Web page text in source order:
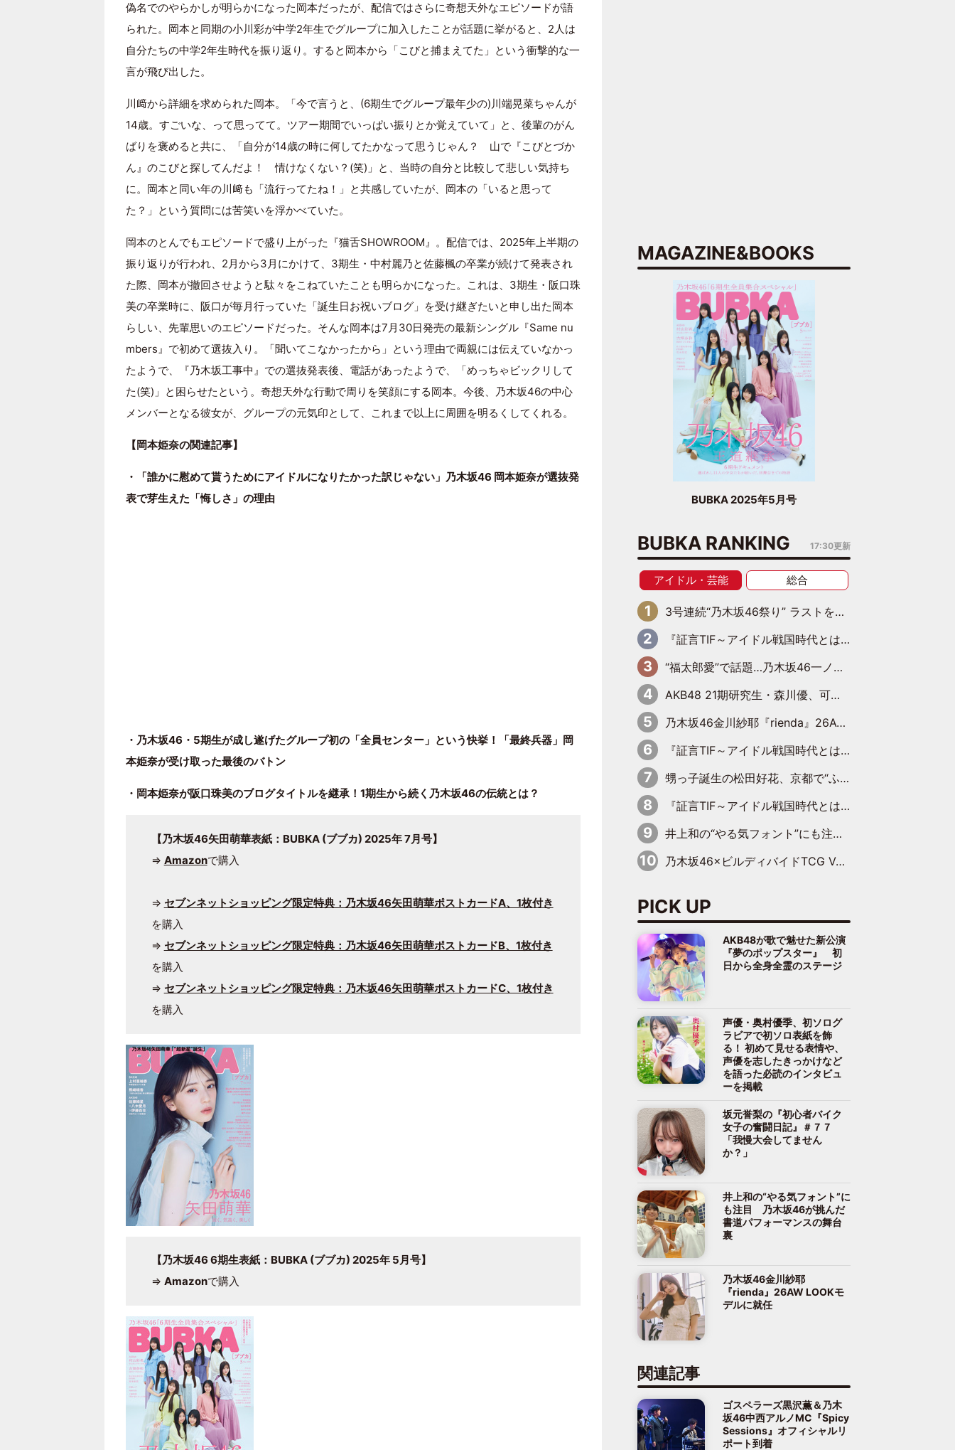
偽名でのやらかしが明らかになった岡本だったが、配信ではさらに奇想天外なエピソードが語
られた。岡本と同期の小川彩が中学2年生でグループに加入したことが話題に挙がると、2人は
自分たちの中学2年生時代を振り返り。すると岡本から「こびと捕まえてた」という衝撃的な一
言が飛び出した。
川﨑から詳細を求められた岡本。「今で言うと、(6期生でグループ最年少の)川端晃菜ちゃんが
14歳。すごいな、って思ってて。ツアー期間でいっぱい振りとか覚えていて」と、後輩のがん
ばりを褒めると共に、「自分が14歳の時に何してたかなって思うじゃん？ 山で『こびとづか
ん』のこびと探してんだよ！ 情けなくない？(笑)」と、当時の自分と比較して悲しい気持ち
に。岡本と同い年の川﨑も「流行ってたね！」と共感していたが、岡本の「いると思って
た？」という質問には苦笑いを浮かべていた。
岡本のとんでもエピソードで盛り上がった『猫舌SHOWROOM』。配信では、2025年上半期の
振り返りが行われ、2月から3月にかけて、3期生・中村麗乃と佐藤楓の卒業が続けて発表され
た際、岡本が撤回させようと駄々をこねていたことも明らかになった。これは、3期生・阪口珠
美の卒業時に、阪口が毎月行っていた「誕生日お祝いブログ」を受け継ぎたいと申し出た岡本
らしい、先輩思いのエピソードだった。そんな岡本は7月30日発売の最新シングル『Same nu
mbers』で初めて選抜入り。「聞いてこなかったから」という理由で両親には伝えていなかっ
たようで、『乃木坂工事中』での選抜発表後、電話があったようで、「めっちゃビックリして
た(笑)」と困らせたという。奇想天外な行動で周りを笑顔にする岡本。今後、乃木坂46の中心
メンバーとなる彼女が、グループの元気印として、これまで以上に周囲を明るくしてくれる。
【岡本姫奈の関連記事】
・「誰かに慰めて貰うためにアイドルになりたかった訳じゃない」乃木坂46 岡本姫奈が選抜発
表で芽生えた「悔しさ」の理由
・乃木坂46・5期生が成し遂げたグループ初の「全員センター」という快挙！「最終兵器」岡
本姫奈が受け取った最後のバトン
・岡本姫奈が阪口珠美のブログタイトルを継承！1期生から続く乃木坂46の伝統とは？
【乃木坂46矢田萌華表紙：BUBKA (ブブカ) 2025年 7月号】
⇒ Amazonで購入
⇒ セブンネットショッピング限定特典：乃木坂46矢田萌華ポストカードA、1枚付き
を購入
⇒ セブンネットショッピング限定特典：乃木坂46矢田萌華ポストカードB、1枚付き
を購入
⇒ セブンネットショッピング限定特典：乃木坂46矢田萌華ポストカードC、1枚付き
を購入
【乃木坂46 6期生表紙：BUBKA (ブブカ) 2025年 5月号】
⇒ Amazonで購入
MAGAZINE&BOOKS
BUBKA 2025年5月号
BUBKA RANKING 17:30更新
アイドル・芸能 総合
3号連続“乃木坂46祭り” ラストを飾るのは賀喜遥香…5年ぶりの登場に「5年分大人になった私を見ていただけたら」
『証言TIF～アイドル戦国時代とはなんだったのか～』第6回：でんぱ組.inc・古川未鈴×相沢梨紗「『ハロプロやりたかったな』って言ったら、夢眠ねむさんに『てめえはでんぱ組．incなんだよ！』って肩パンされて(笑)」
“福太郎愛”で話題…乃木坂46一ノ瀬美空、地元福岡『めんべい25周年トップサポーター』に就任
AKB48 21期研究生・森川優、可愛さもある大人の女性に
乃木坂46金川紗耶『rienda』26AW LOOKモデルに就任
『証言TIF～アイドル戦国時代とはなんだったのか～』第11回：私立恵比寿中学・真山りか×安本彩花「TIFで10年ぶりのキョンシーメイクをしたら、場を完全に引かせてしまって。時代が変わったんだなって」
甥っ子誕生の松田好花、京都で“ふたつの家族”をはしご！ “母”黒谷友香に見送られ、“父”松岡昌宏とはハシゴ酒
『証言TIF～アイドル戦国時代とはなんだったのか～』第10回：さくら学院・武藤彩未×飯田らうら「正直、中3で辞めるというのを信じてなくて。そう言われてはいたけど、嘘でしょって」
井上和の“やる気フォント”にも注目 乃木坂46が挑んだ書道パフォーマンスの舞台裏
乃木坂46×ビルディバイドTCG Vol.2公開 賀喜遥香＆田村真佑が『京まふ』ステージに登壇
PICK UP
AKB48が歌で魅せた新公演
『夢のポップスター』 初
日から全身全霊のステージ
声優・奥村優季、初ソログ
ラビアで初ソロ表紙を飾
る！ 初めて見せる表情や、
声優を志したきっかけなど
を語った必読のインタビュ
ーを掲載
坂元誉梨の『初心者バイク
女子の奮闘日記』＃７７
「我慢大会してません
か？」
井上和の“やる気フォント”に
も注目 乃木坂46が挑んだ
書道パフォーマンスの舞台
裏
乃木坂46金川紗耶
『rienda』26AW LOOKモ
デルに就任
関連記事
ゴスペラーズ黒沢薫＆乃木
坂46中西アルノMC『Spicy
Sessions』オフィシャルリ
ポート到着